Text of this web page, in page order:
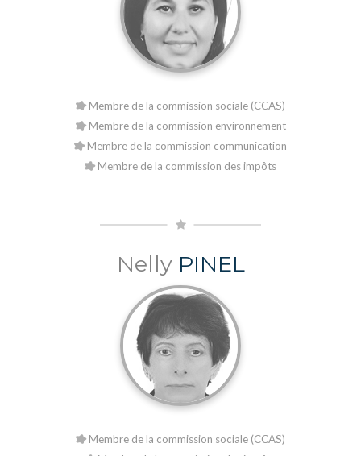
Membre de la commission sociale (CCAS)
Membre de la commission environnement
Membre de la commission communication
Membre de la commission des impôts
Nelly PINEL
Membre de la commission sociale (CCAS)